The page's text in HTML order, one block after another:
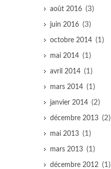
août 2016 (3)
juin 2016 (3)
octobre 2014 (1)
mai 2014 (1)
avril 2014 (1)
mars 2014 (1)
janvier 2014 (2)
décembre 2013 (2)
mai 2013 (1)
mars 2013 (1)
décembre 2012 (1)